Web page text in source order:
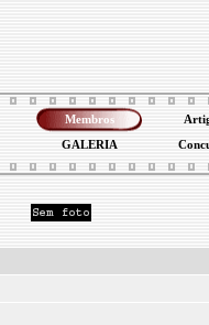
Membros
GALERIA